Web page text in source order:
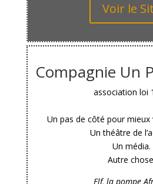
Voir le
Compagnie Un
association loi
Un pas de côté pour mieux
Un théâtre de
Un média.
Autre
Elf, la pompe